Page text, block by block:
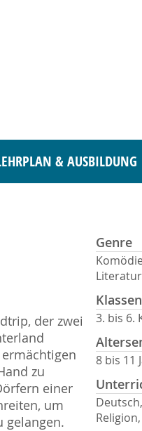
& AUSBILDUNG
der zwei
zu
einer
um
gelangen.
Genre
3. bis 6.
8 bis 11